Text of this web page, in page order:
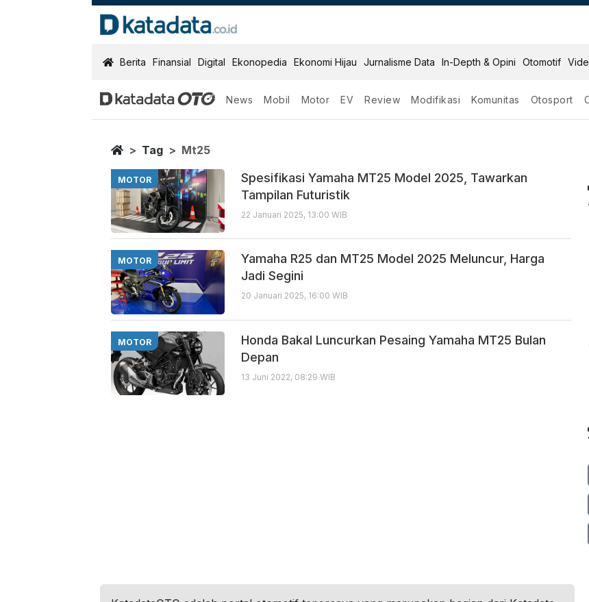
KatadataOTO
Berita Finansial Digital Ekonopedia Ekonomi Hijau Jurnalisme Data In-Depth & Opini Otomotif
News Mobil Motor EV Review Modifikasi Komunitas Otosport
Mt25
Berita Terbaru
Home
Tag Mt25
MOTOR
Spesifikasi Yamaha MT25 Model 2025, Tawarkan
Tampilan Futuristik
22 Januari 2025, 13:00 WIB
MOTOR
Yamaha R25 dan MT25 Model 2025 Meluncur, Harga
Jadi Segini
20 Januari 2025, 16:00 WIB
MOTOR
Honda Bakal Luncurkan Pesaing Yamaha MT25 Bulan
Depan
13 Juni 2022, 08:29 WIB